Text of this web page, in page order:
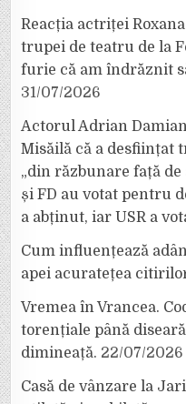
Reacția actriței
trupei de teatru de la
furie că am îndrăznit
31/07/2026
Actorul Adrian
Misăilă că a desființat
„din răzbunare față de
și FD au votat pentru
a abținut, iar USR a
Cum influențează
apei acuratețea
Vremea în Vrancea.
torențiale până
dimineață. 22/07/2026
Casă de vânzare la